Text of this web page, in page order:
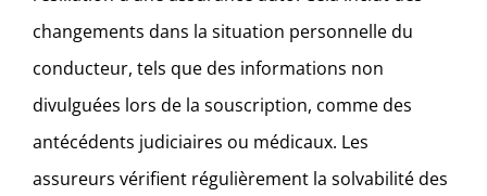
changements dans la situation personnelle du
conducteur, tels que des informations non
divulguées lors de la souscription, comme des
antécédents judiciaires ou médicaux. Les
assureurs vérifient régulièrement la solvabilité des